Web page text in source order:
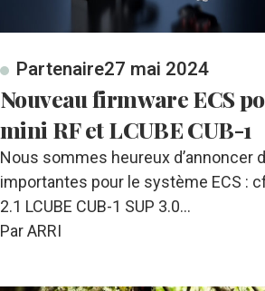
Partenaire27 mai 2024
Nouveau firmware ECS
mini RF et LCUBE CUB-1
Nous sommes heureux d’annoncer
importantes pour le système ECS :
2.1 LCUBE CUB-1 SUP 3.0…
Par ARRI